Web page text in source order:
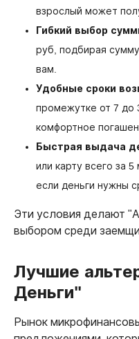
взрослый может
Гибкий выбор
руб, подбирая
вам.
Удобные сроки
промежутке от 7 до
комфортное
Быстрая выдача
или карту всего за
если деньги нужны
Эти условия делают
выбором среди
Лучшие
Деньги"
Рынок